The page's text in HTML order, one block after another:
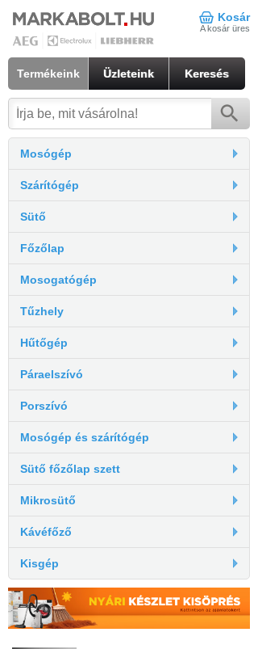
Kosár
A kosár üres
Termékeink Üzleteink Keresés
Mosógép
Szárítógép
Sütő
Főzőlap
Mosogatógép
Tűzhely
Hűtőgép
Páraelszívó
Porszívó
Mosógép és szárítógép
Sütő főzőlap szett
Mikrosütő
Kávéfőző
Kisgép